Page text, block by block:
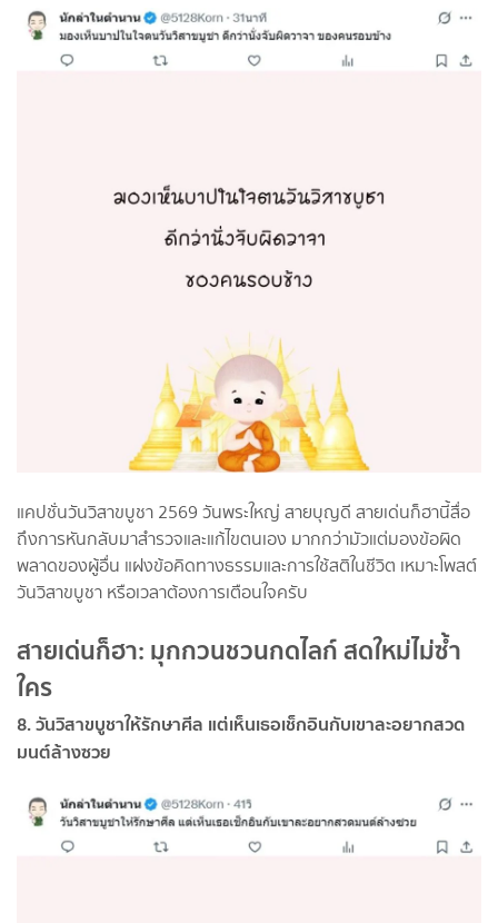
แคปชั่นวันวิสาขบูชา 2569 วันพระใหญ่ สายบุญดี สายเด่นก็ฮานี้สื่อ
ถึงการหันกลับมาสำรวจและแก้ไขตนเอง มากกว่ามัวแต่มองข้อผิด
พลาดของผู้อื่น แฝงข้อคิดทางธรรมและการใช้สติในชีวิต เหมาะโพสต์
วันวิสาขบูชา หรือเวลาต้องการเตือนใจครับ
สายเด่นก็ฮา: มุกกวนชวนกดไลก์ สดใหม่ไม่ซ้ำ
ใคร
8. วันวิสาขบูชาให้รักษาศีล แต่เห็นเธอเช็กอินกับเขาละอยากสวด
มนต์ล้างซวย